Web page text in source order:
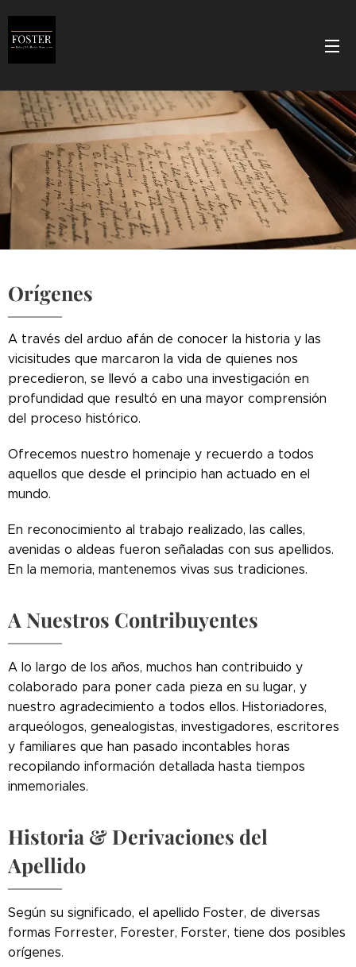
Orígenes
A través del arduo afán de conocer la historia y las
vicisitudes que marcaron la vida de quienes nos
precedieron, se llevó a cabo una investigación en
profundidad que resultó en una mayor comprensión
del proceso histórico.
Ofrecemos nuestro homenaje y recuerdo a todos
aquellos que desde el principio han actuado en el
mundo.
En reconocimiento al trabajo realizado, las calles,
avenidas o aldeas fueron señaladas con sus apellidos.
En la memoria, mantenemos vivas sus tradiciones.
A Nuestros Contribuyentes
A lo largo de los años, muchos han contribuido y
colaborado para poner cada pieza en su lugar, y
nuestro agradecimiento a todos ellos. Historiadores,
arqueólogos, genealogistas, investigadores, escritores
y familiares que han pasado incontables horas
recopilando información detallada hasta tiempos
inmemoriales.
Historia & Derivaciones del
Apellido
Según su significado, el apellido Foster, de diversas
formas Forrester, Forester, Forster, tiene dos posibles
orígenes.